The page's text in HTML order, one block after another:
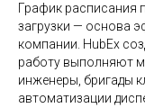
График расписания
загрузки — основа
компании. HubEx
работу выполняют
инженеры, бригады
автоматизации